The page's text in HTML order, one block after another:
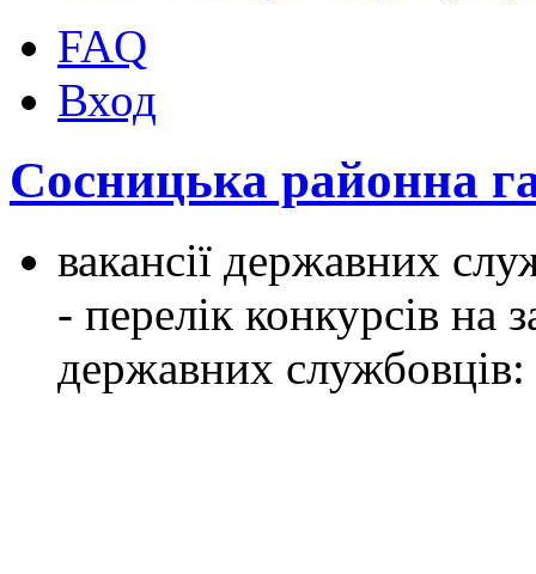
FAQ
Вход
Сосницька районна
вакансії державних
- перелік конкурсів на
державних службовців: